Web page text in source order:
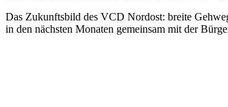
Das Zukunftsbild des VCD Nordost: breite
in den nächsten Monaten gemeinsam mit der